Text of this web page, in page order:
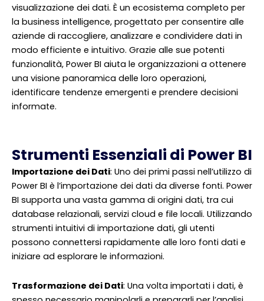
visualizzazione dei dati. È un ecosistema completo per
la business intelligence, progettato per consentire alle
aziende di raccogliere, analizzare e condividere dati in
modo efficiente e intuitivo. Grazie alle sue potenti
funzionalità, Power BI aiuta le organizzazioni a ottenere
una visione panoramica delle loro operazioni,
identificare tendenze emergenti e prendere decisioni
informate.
Strumenti Essenziali di Power BI
Importazione dei Dati: Uno dei primi passi nell’utilizzo di
Power BI è l’importazione dei dati da diverse fonti. Power
BI supporta una vasta gamma di origini dati, tra cui
database relazionali, servizi cloud e file locali. Utilizzando
strumenti intuitivi di importazione dati, gli utenti
possono connettersi rapidamente alle loro fonti dati e
iniziare ad esplorare le informazioni.
Trasformazione dei Dati: Una volta importati i dati, è